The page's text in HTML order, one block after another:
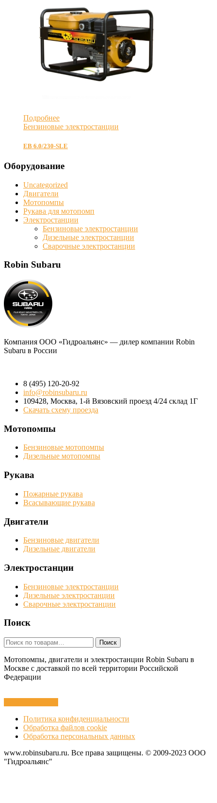
Подробнее
Бензиновые электростанции
EB 6.0/230-SLE
Оборудование
Uncategorized
Двигатели
Мотопомпы
Рукава для мотопомп
Электростанции
Бензиновые электростанции
Дизельные электростанции
Сварочные электростанции
Robin Subaru
Компания ООО «Гидроальянс» — дилер компании Robin
Subaru в России
8 (495) 120-20-92
info@robinsubaru.ru
109428, Москва, 1-й Вязовский проезд 4/24 склад 1Г
Скачать схему проезда
Мотопомпы
Бензиновые мотопомпы
Дизельные мотопомпы
Рукава
Пожарные рукава
Всасывающие рукава
Двигатели
Бензиновые двигатели
Дизельные двигатели
Электростанции
Бензиновые электростанции
Дизельные электростанции
Сварочные электростанции
Поиск
Искать: Поиск
Мотопомпы, двигатели и электростанции Robin Subaru в
Москве с доставкой по всей территории Российской
Федерации
Политика конфиденциальности
Обработка файлов cookie
Обработка персональных данных
www.robinsubaru.ru. Все права защищены. © 2009-2023 ООО
"Гидроальянс"